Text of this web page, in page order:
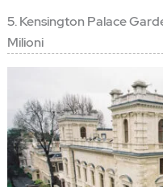
5. Kensington Palace
Milioni